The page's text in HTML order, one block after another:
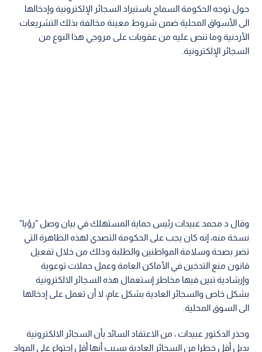
حول توجه الحكومة السماح باستيراد السجائر الإلكترونية وإدخالها
الى الأسواق المحلية ضمن شروط معينة مخالفة بذلك التشريعات
الأردنية وما تنص عليه من عقوبات على مروجي هذا النوع من
السجائر الإلكترونية.
وقال د محمد عبيدات رئيس حماية المستهلك في بيان وصل "رؤيا"
نسخة منه، إنه كان يجب على الحكومة التصدي لهذه الظاهرة التي
تضر بصحة وسلامة المواطنين والطلبة وذلك من خلال تفعيل
قانون منع التدخين في الأماكن العامة وعمل حملات توعوية
وإرشادية تبين فيها مخاطر إستعمال هذه السجائر الالكترونية
بشكل خاص والسجائر العادية بشكل عام، لا أن تعمل على إدخالها
الى السوق المحلية.
وحذر الدكتور عبيدات ، من الاعتقاد السائد بأن السجائر الالكترونية
بديل أقل خطرا من السجائر العادية بسبب أنها أقل إحتواء على المواد